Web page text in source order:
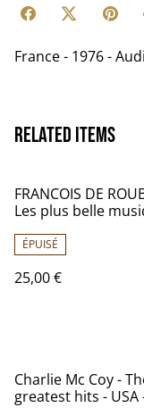
France - 1976 -
Related items
FRANCOIS DE
Les plus belle
Audio: NM -
900 502
ÉPUISÉ
25,00 €
Charlie Mc Coy -
greatest hits - USA